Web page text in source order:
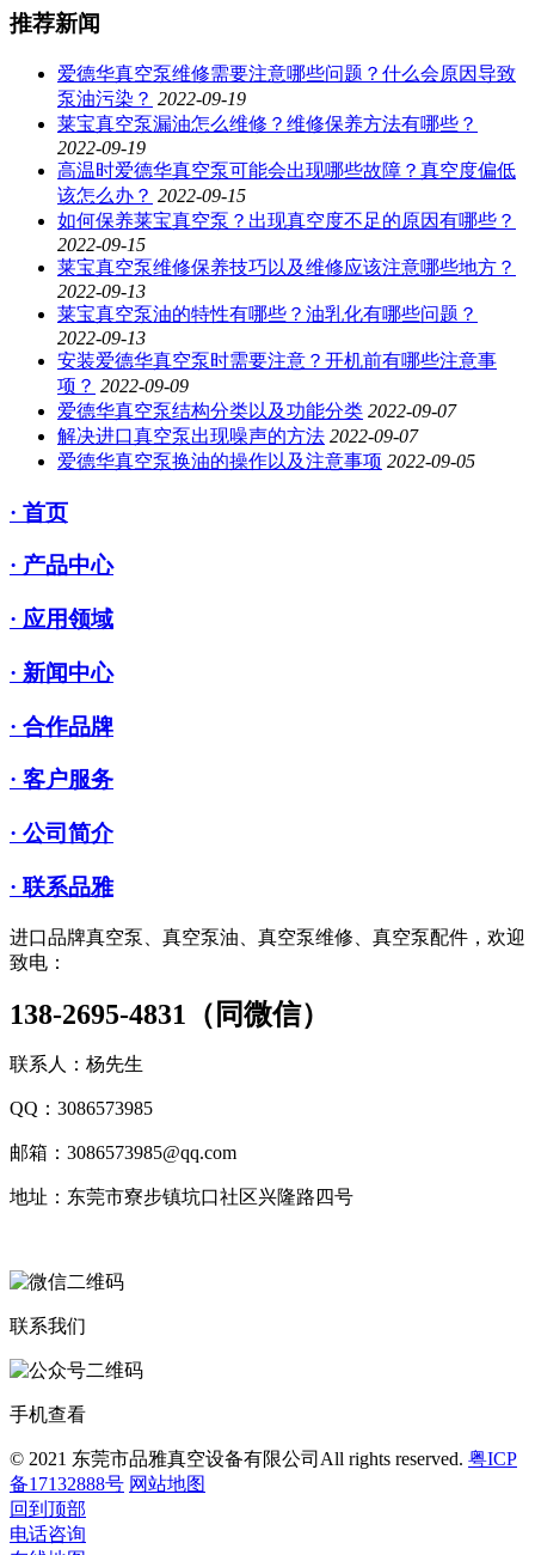
推荐新闻
爱德华真空泵维修需要注意哪些问题？什么会原因导致
泵油污染？ 2022-09-19
莱宝真空泵漏油怎么维修？维修保养方法有哪些？
2022-09-19
高温时爱德华真空泵可能会出现哪些故障？真空度偏低
该怎么办？ 2022-09-15
如何保养莱宝真空泵？出现真空度不足的原因有哪些？
2022-09-15
莱宝真空泵维修保养技巧以及维修应该注意哪些地方？
2022-09-13
莱宝真空泵油的特性有哪些？油乳化有哪些问题？
2022-09-13
安装爱德华真空泵时需要注意？开机前有哪些注意事
项？ 2022-09-09
爱德华真空泵结构分类以及功能分类 2022-09-07
解决进口真空泵出现噪声的方法 2022-09-07
爱德华真空泵换油的操作以及注意事项 2022-09-05
· 首页
· 产品中心
· 应用领域
· 新闻中心
· 合作品牌
· 客户服务
· 公司简介
· 联系品雅
进口品牌真空泵、真空泵油、真空泵维修、真空泵配件，欢迎
致电：
138-2695-4831（同微信）
联系人：杨先生
QQ：3086573985
邮箱：3086573985@qq.com
地址：东莞市寮步镇坑口社区兴隆路四号
联系我们
手机查看
© 2021 东莞市品雅真空设备有限公司All rights reserved. 粤ICP
备17132888号 网站地图
回到顶部
电话咨询